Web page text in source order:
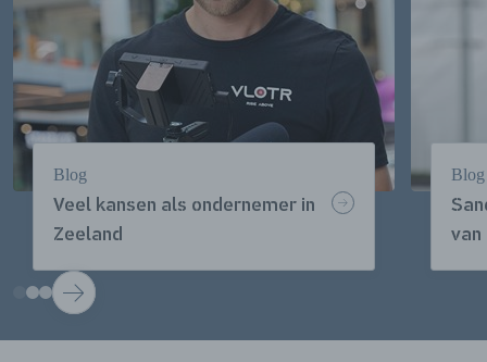
Veel kansen als ondernemer in
Zeeland
Blog
van
Blog
VOLGENDE